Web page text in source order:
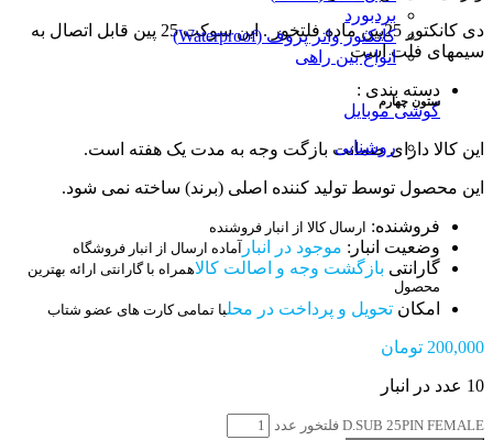
بردبورد
کانکتور واتر پروف (Waterproof)
انواع بین راهی
ستون چهارم
روشنایی
دی کانکتور 25پین ماده فلتخور . این سوکت 25 پین قابل اتصال به
سیمهای فلت است
دسته بندی :
گوشی موبایل
این کالا دارای ضمانت بازگت وجه به مدت یک هفته است.
این محصول توسط تولید کننده اصلی (برند) ساخته نمی شود.
فروشنده: ارسال کالا از انبار فروشنده
وضعیت انبار: موجود در انبار آماده ارسال از انبار فروشگاه
گارانتی بازگشت وجه و اصالت کالاهمراه با گارانتی ارائه بهترین
محصول
امکان تحویل و پرداخت در محلبا تمامی کارت های عضو شتاب
200,000 تومان
10 عدد در انبار
D.SUB 25PIN FEMALE فلتخور عدد